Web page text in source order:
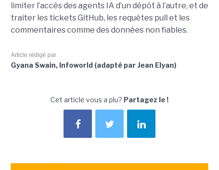
limiter l’accès des agents IA d’un dépôt à l’autre, et de
traiter les tickets GitHub, les requêtes pull et les
commentaires comme des données non fiables.
Article rédigé par
Gyana Swain, Infoworld (adapté par Jean Elyan)
Cet article vous a plu? Partagez le !